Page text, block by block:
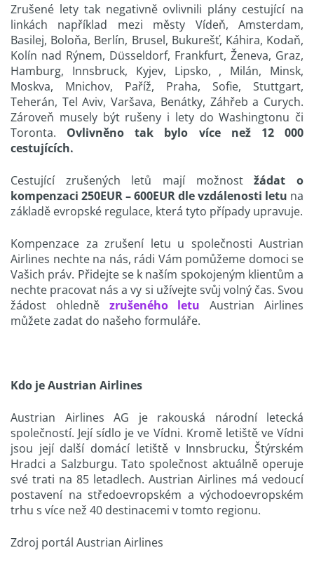
Zrušené lety tak negativně ovlivnili plány cestující na
linkách například mezi městy Vídeň, Amsterdam,
Basilej, Boloňa, Berlín, Brusel, Bukurešť, Káhira, Kodaň,
Kolín nad Rýnem, Düsseldorf, Frankfurt, Ženeva, Graz,
Hamburg, Innsbruck, Kyjev, Lipsko, , Milán, Minsk,
Moskva, Mnichov, Paříž, Praha, Sofie, Stuttgart,
Teherán, Tel Aviv, Varšava, Benátky, Záhřeb a Curych.
Zároveň musely být rušeny i lety do Washingtonu či
Toronta. Ovlivněno tak bylo více než 12 000
cestujících.
Cestující zrušených letů mají možnostžádat o
kompenzaci 250EUR – 600EUR dle vzdálenosti letu na
základě evropské regulace, která tyto případy upravuje.
Kompenzace za zrušení letu u společnosti Austrian
Airlines nechte na nás, rádi Vám pomůžeme domoci se
Vašich práv. Přidejte se k naším spokojeným klientům a
nechte pracovat nás a vy si užívejte svůj volný čas. Svou
žádost ohledně zrušeného letu Austrian Airlines
můžete zadat do našeho formuláře.
Kdo je Austrian Airlines
Austrian Airlines AG je rakouská národní letecká
společností. Její sídlo je ve Vídni. Kromě letiště ve Vídni
jsou její další domácí letiště v Innsbrucku, Štýrském
Hradci a Salzburgu. Tato společnost aktuálně operuje
své trati na 85 letadlech. Austrian Airlines má vedoucí
postavení na středoevropském a východoevropském
trhu s více než 40 destinacemi v tomto regionu.
Zdroj portál Austrian Airlines